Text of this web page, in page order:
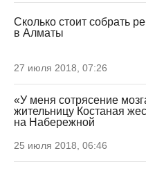
Сколько стоит собрать
в Алматы
27 июля 2018, 07:26
«У меня сотрясение
жительницу Костаная
на Набережной
25 июля 2018, 06:46